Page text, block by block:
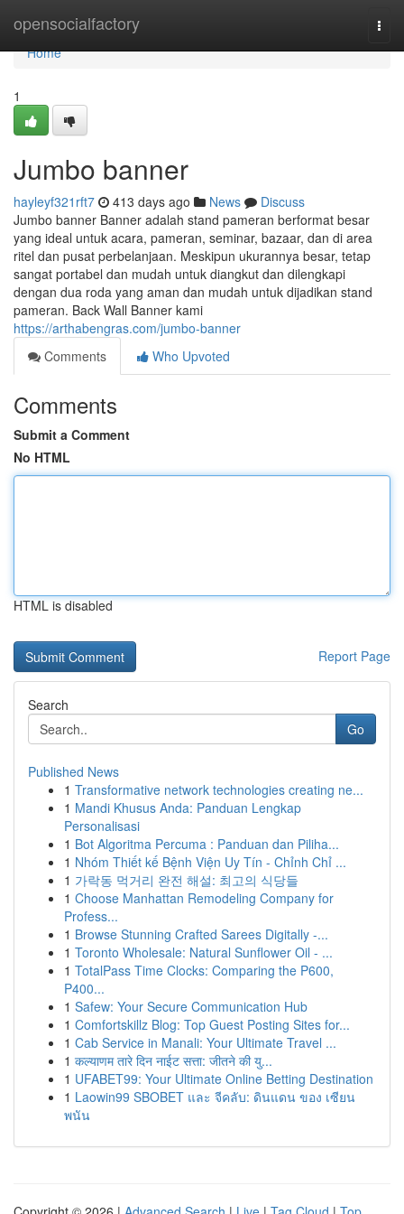
opensocialfactory
Home
Home
1
Jumbo banner
hayleyf321rft7 413 days ago News
Discuss
Jumbo banner Banner adalah stand pameran berformat besar
yang ideal untuk acara, pameran, seminar, bazaar, dan di area
ritel dan pusat perbelanjaan. Meskipun ukurannya besar, tetap
sangat portabel dan mudah untuk diangkut dan dilengkapi
dengan dua roda yang aman dan mudah untuk dijadikan stand
pameran. Back Wall Banner kami
https://arthabengras.com/jumbo-banner
Comments
Who Upvoted
Comments
Submit a Comment
No HTML
HTML is disabled
Report Page
Search
Go
Published News
1 Transformative network technologies creating ne...
1 Mandi Khusus Anda: Panduan Lengkap
Personalisasi
1 Bot Algoritma Percuma : Panduan dan Piliha...
1 Nhóm Thiết kế Bệnh Viện Uy Tín - Chỉnh Chỉ ...
1 가락동 먹거리 완전 해설: 최고의 식당들
1 Choose Manhattan Remodeling Company for
Profess...
1 Browse Stunning Crafted Sarees Digitally -...
1 Toronto Wholesale: Natural Sunflower Oil - ...
1 TotalPass Time Clocks: Comparing the P600,
P400...
1 Safew: Your Secure Communication Hub
1 Comfortskillz Blog: Top Guest Posting Sites for...
1 Cab Service in Manali: Your Ultimate Travel ...
1 कल्याणम तारे दिन नाईट सत्ता: जीतने की यु...
1 UFABET99: Your Ultimate Online Betting Destination
1 Laowin99 SBOBET และ จีคลับ: ดินแดน ของ เซียน
พนัน